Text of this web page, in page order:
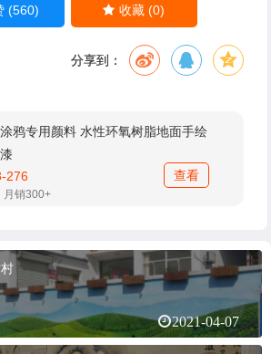
(560) 收藏 (0)
分享到：
鸦专用颜料 水性环氧树脂地面手绘
276
月销300+
查看
2021-04-07